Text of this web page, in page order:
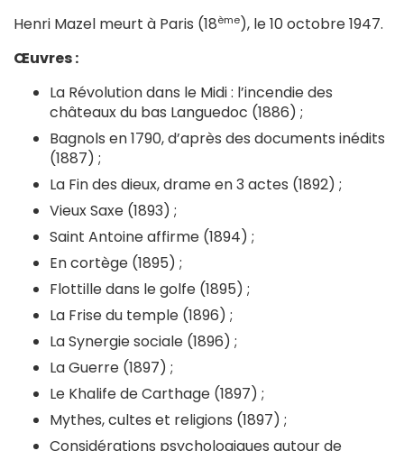
Henri Mazel meurt à Paris (18ème), le 10 octobre 1947.
Œuvres :
La Révolution dans le Midi : l’incendie des
châteaux du bas Languedoc (1886) ;
Bagnols en 1790, d’après des documents inédits
(1887) ;
La Fin des dieux, drame en 3 actes (1892) ;
Vieux Saxe (1893) ;
Saint Antoine affirme (1894) ;
En cortège (1895) ;
Flottille dans le golfe (1895) ;
La Frise du temple (1896) ;
La Synergie sociale (1896) ;
La Guerre (1897) ;
Le Khalife de Carthage (1897) ;
Mythes, cultes et religions (1897) ;
Considérations psychologiques autour de